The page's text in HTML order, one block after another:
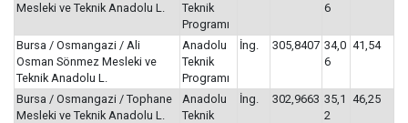
Mesleki ve Teknik Anadolu L.
Teknik
Programı
6
Bursa / Osmangazi / Ali
Osman Sönmez Mesleki ve
Teknik Anadolu L.
Anadolu
Teknik
Programı
İng. 305,8407 34,0
6
41,54
Bursa / Osmangazi / Tophane
Mesleki ve Teknik Anadolu L.
Anadolu
Teknik
İng. 302,9663 35,1
2
46,25